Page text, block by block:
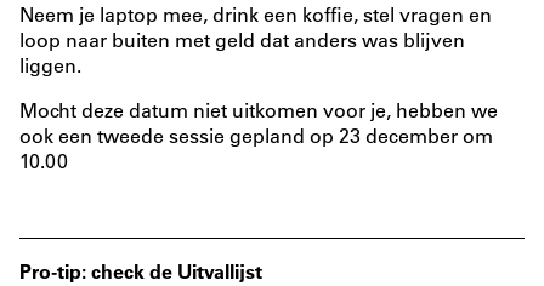
Neem je laptop mee, drink een koffie, stel vragen en
loop naar buiten met geld dat anders was blijven
liggen.
Mocht deze datum niet uitkomen voor je, hebben we
ook een tweede sessie gepland op 23 december om
10.00
Pro-tip: check de Uitvallijst